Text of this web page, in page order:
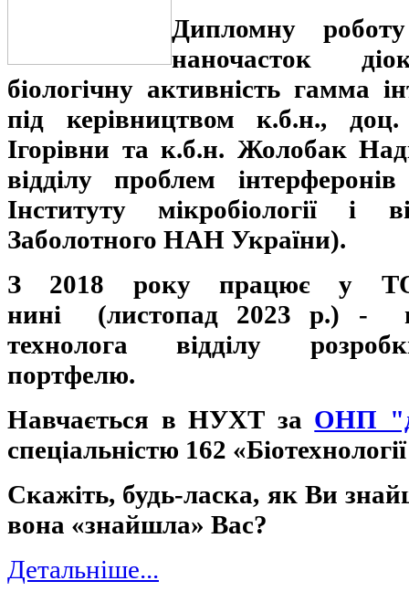
Дипломну
наночасток
біологічну активність гамма
під керівництвом к.б.н.,
Ігорівни та к.б.н. Жолобак
відділу проблем
Інституту мікробіології і
Заболотного НАН України).
З 2018 року працює у
нині (листопад 2023 р.) -
технолога відділу
портфелю.
Навчається в НУХТ за ОНП
спеціальністю 162
Скажіть, будь-ласка, як Ви
вона «знайшла» Вас?
Детальніше...